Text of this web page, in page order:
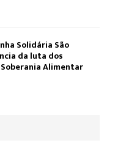
Solidária São
da luta dos
Alimentar